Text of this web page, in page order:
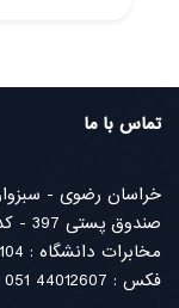
تماس با ما
خراسان رضوی -
صندوق پستی 397 - کدپستی: 9617976487
مخابرات دانشگاه : 44410104 051
فکس : 44012607 051